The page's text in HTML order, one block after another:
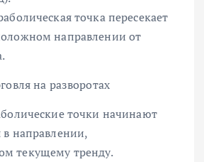
точка пересекает
направлении от
на разворотах
точки начинают
в направлении,
текущему тренду.